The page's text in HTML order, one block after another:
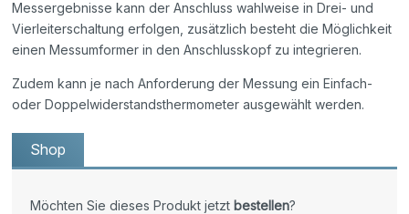
Messergebnisse kann der Anschluss wahlweise in Drei- und
Vierleiterschaltung erfolgen, zusätzlich besteht die Möglichkeit
einen Messumformer in den Anschlusskopf zu integrieren.
Zudem kann je nach Anforderung der Messung ein Einfach-
oder Doppelwiderstandsthermometer ausgewählt werden.
Shop
Möchten Sie dieses Produkt jetzt bestellen?